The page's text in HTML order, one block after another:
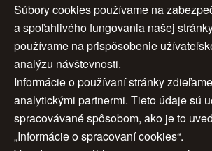
Súbory cookies používame na
a spoľahlivého fungovania našej
používame na prispôsobenie
analýzu návštevnosti.
Informácie o používaní stránky
analytickými partnermi. Tieto údaje sú
spracovávané spôsobom, ako je to
„Informácie o spracovaní cookies“.